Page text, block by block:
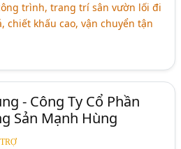
trình, trang trí sân vườn lối đi
chiết khấu cao, vận chuyển tận
- Công Ty Cổ Phần
Sản Mạnh Hùng